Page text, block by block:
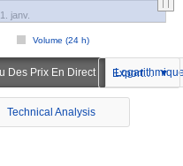
Volume (24 h)
1. janv.
Des Prix En Direct Exportation
Technical Analysis